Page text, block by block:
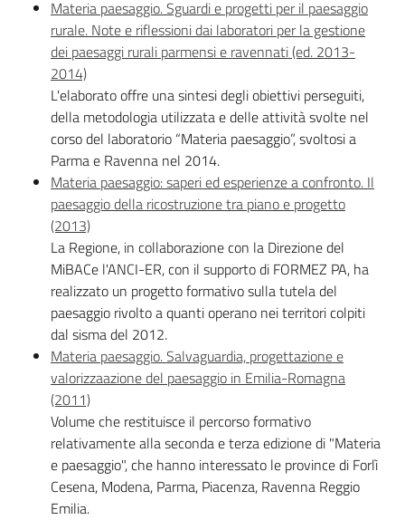
Materia paesaggio. Sguardi e progetti per il paesaggio
rurale. Note e riflessioni dai laboratori per la gestione
dei paesaggi rurali parmensi e ravennati (ed. 2013-
2014)
L'elaborato offre una sintesi degli obiettivi perseguiti,
della metodologia utilizzata e delle attività svolte nel
corso del laboratorio “Materia paesaggio”, svoltosi a
Parma e Ravenna nel 2014.
Materia paesaggio: saperi ed esperienze a confronto. Il
paesaggio della ricostruzione tra piano e progetto
(2013)
La Regione, in collaborazione con la Direzione del
MiBACe l'ANCI-ER, con il supporto di FORMEZ PA, ha
realizzato un progetto formativo sulla tutela del
paesaggio rivolto a quanti operano nei territori colpiti
dal sisma del 2012.
Materia paesaggio. Salvaguardia, progettazione e
valorizzaazione del paesaggio in Emilia-Romagna
(2011)
Volume che restituisce il percorso formativo
relativamente alla seconda e terza edizione di "Materia
e paesaggio", che hanno interessato le province di Forlì
Cesena, Modena, Parma, Piacenza, Ravenna Reggio
Emilia.